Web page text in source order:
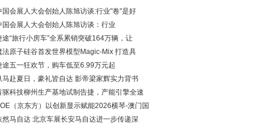
国会展人大会创始人陈旭访谈:行业"卷"是好
国会展人大会创始人陈旭访谈：行业
途“旅行小房车”全系累销突破164万辆，让
法原子硅谷首发世界模型Magic-Mix 打造具
途五一狂欢节，购车低至6.99万元起
马赴夏日，豪礼皆自达 影帝梁家辉实力背书
驱科技柳州生产基地试制告捷，产能引擎全速
（京东方）以创新显示赋能2026横琴-澳门国
然马自达 北京车展长安马自达进一步传递深